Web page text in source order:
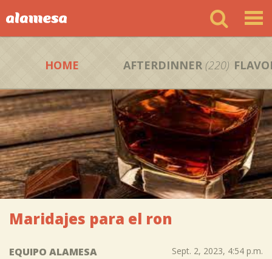
HOME AFTERDINNER (220)
Maridajes para el ron
EQUIPO ALAMESA Sept. 2, 2023, 4:54 p.m.